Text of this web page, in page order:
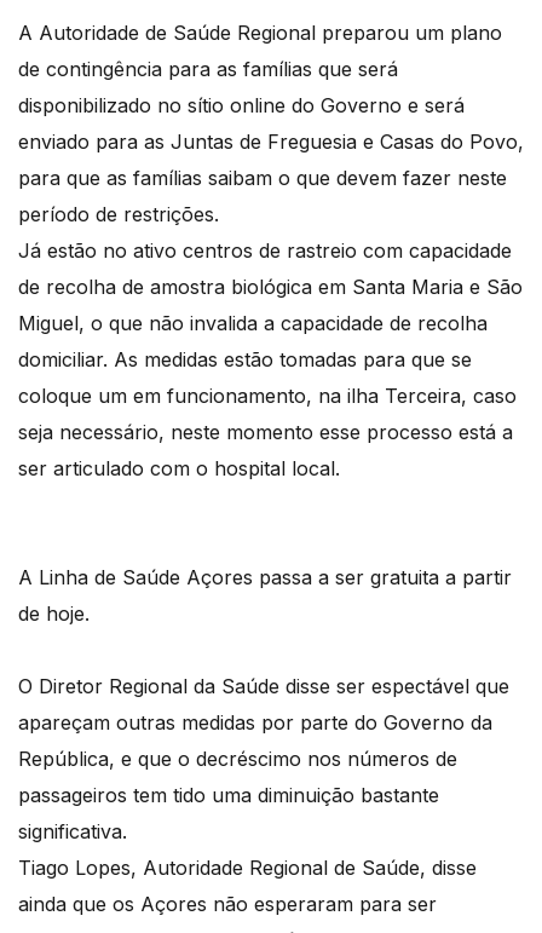
A Autoridade de Saúde Regional preparou um plano
de contingência para as famílias que será
disponibilizado no sítio online do Governo e será
enviado para as Juntas de Freguesia e Casas do Povo,
para que as famílias saibam o que devem fazer neste
período de restrições.
Já estão no ativo centros de rastreio com capacidade
de recolha de amostra biológica em Santa Maria e São
Miguel, o que não invalida a capacidade de recolha
domiciliar. As medidas estão tomadas para que se
coloque um em funcionamento, na ilha Terceira, caso
seja necessário, neste momento esse processo está a
ser articulado com o hospital local.
A Linha de Saúde Açores passa a ser gratuita a partir
de hoje.
O Diretor Regional da Saúde disse ser espectável que
apareçam outras medidas por parte do Governo da
República, e que o decréscimo nos números de
passageiros tem tido uma diminuição bastante
significativa.
Tiago Lopes, Autoridade Regional de Saúde, disse
ainda que os Açores não esperaram para ser